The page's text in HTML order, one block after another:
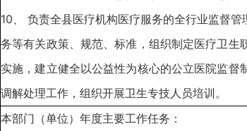
10、 负责全县医疗机构医疗服务的全行业监督
务等有关政策、规范、标准，组织制定医疗卫
实施，建立健全以公益性为核心的公立医院监
调解处理工作，组织开展卫生专技人员培训。
本部门（单位）年度主要工作任务：